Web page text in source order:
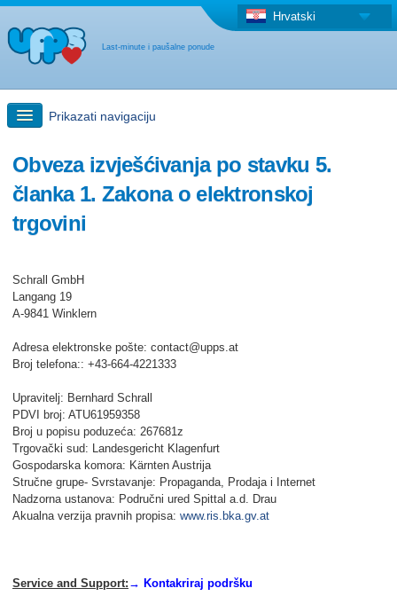
Last-minute i paušalne ponude
Hrvatski
Prikazati navigaciju
Brzo traženje
Druga država
Obveza izvješćivanja po stavku 5.
članka 1. Zakona o elektronskoj
trgovini
Schrall GmbH
Langang 19
A-9841 Winklern
Adresa elektronske pošte: contact@upps.at
Broj telefona:: +43-664-4221333
Upravitelj: Bernhard Schrall
PDVI broj: ATU61959358
Broj u popisu poduzeća: 267681z
Trgovački sud: Landesgericht Klagenfurt
Gospodarska komora: Kärnten Austrija
Stručne grupe- Svrstavanje: Propaganda, Prodaja i Internet
Nadzorna ustanova: Područni ured Spittal a.d. Drau
Akualna verzija pravnih propisa: www.ris.bka.gv.at
Service and Support: → Kontakriraj podršku